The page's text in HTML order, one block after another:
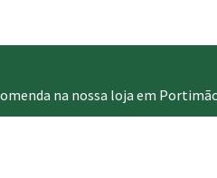
na nossa loja em